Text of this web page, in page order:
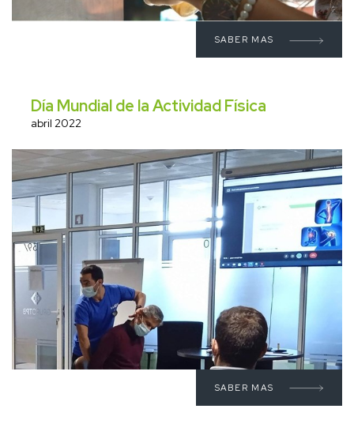
SABER MAS
Día Mundial de la Actividad Física
abril 2022
SABER MAS